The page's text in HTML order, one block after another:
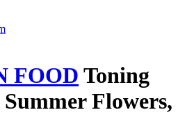
FOOD Toning
Flowers,